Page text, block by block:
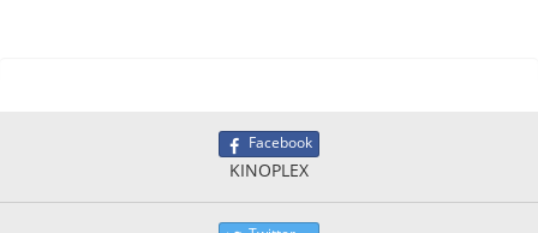
Facebook
KINOPLEX